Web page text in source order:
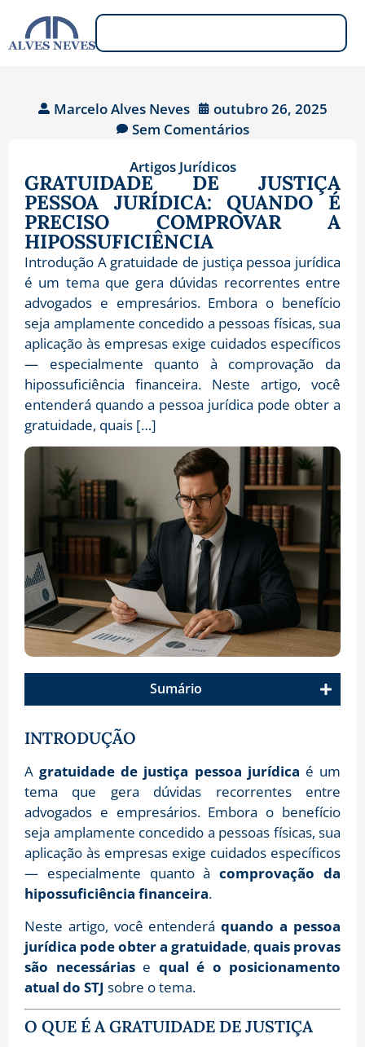
Marcelo Alves Neves
outubro 26, 2025
Sem Comentários
Artigos Jurídicos
GRATUIDADE DE JUSTIÇA
PESSOA JURÍDICA: QUANDO É
PRECISO COMPROVAR A
HIPOSSUFICIÊNCIA
Introdução A gratuidade de justiça pessoa jurídica
é um tema que gera dúvidas recorrentes entre
advogados e empresários. Embora o benefício
seja amplamente concedido a pessoas físicas, sua
aplicação às empresas exige cuidados específicos
— especialmente quanto à comprovação da
hipossuficiência financeira. Neste artigo, você
entenderá quando a pessoa jurídica pode obter a
gratuidade, quais […]
Sumário
INTRODUÇÃO
Agratuidade de justiça pessoa jurídica é um
tema que gera dúvidas recorrentes entre
advogados e empresários. Embora o benefício
seja amplamente concedido a pessoas físicas, sua
aplicação às empresas exige cuidados específicos
— especialmente quanto àcomprovação da
hipossuficiência financeira.
Neste artigo, você entenderáquando a pessoa
jurídica pode obter a gratuidade, quais provas
são necessáriase qual é o posicionamento
atual do STJ sobre o tema.
O QUE É A GRATUIDADE DE JUSTIÇA